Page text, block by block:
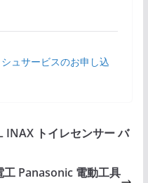
ュサービスのお申し込
INAX トイレセンサー バ
工 Panasonic 電動工具